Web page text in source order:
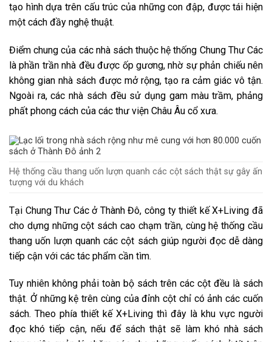
tạo hình dựa trên cấu trúc của những con đập, được tái hiện
một cách đầy nghệ thuật.
Điểm chung của các nhà sách thuộc hệ thống Chung Thư Các
là phần trần nhà đều được ốp gương, nhờ sự phản chiếu nên
không gian nhà sách được mở rộng, tạo ra cảm giác vô tận.
Ngoài ra, các nhà sách đều sử dụng gam màu trầm, phảng
phất phong cách của các thư viện Châu Âu cổ xưa.
Hệ thống cầu thang uốn lượn quanh các cột sách thật sự gây ấn
tượng với du khách
Tại Chung Thư Các ở Thành Đô, công ty thiết kế X+Living đã
cho dựng những cột sách cao chạm trần, cùng hệ thống cầu
thang uốn lượn quanh các cột sách giúp người đọc dễ dàng
tiếp cận với các tác phẩm cần tìm.
Tuy nhiên không phải toàn bộ sách trên các cột đều là sách
thật. Ở những kệ trên cùng của đỉnh cột chỉ có ảnh các cuốn
sách. Theo phía thiết kế X+Living thì đây là khu vực người
đọc khó tiếp cận, nếu để sách thật sẽ làm khó nhà sách